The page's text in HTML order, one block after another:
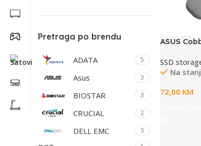
Pretraga po brendu
ADATA 5
Asus 3
BIOSTAR 3
CRUCIAL 2
DELL EMC 3
ASUS
(NVMe),
SSD
Na
72,00 KM